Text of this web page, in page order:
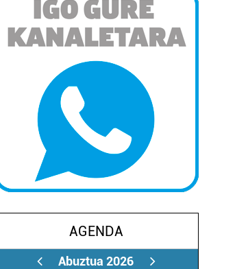
AGENDA
Abuztua 2026